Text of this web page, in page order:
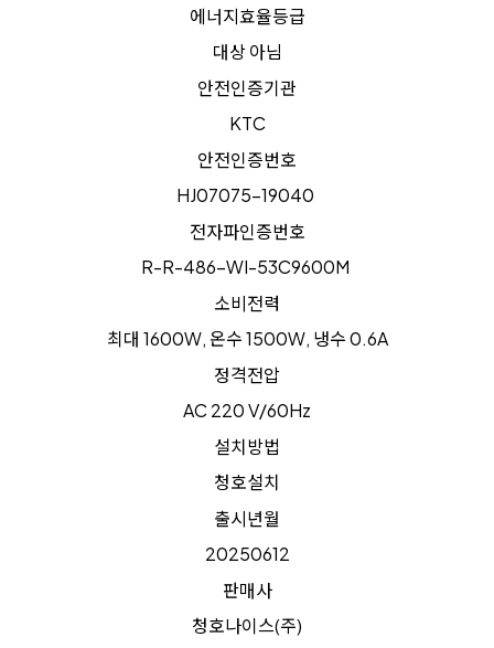
에너지효율등급
대상 아님
안전인증기관
KTC
안전인증번호
HJ07075-19040
전자파인증번호
R-R-486-WI-53C9600M
소비전력
최대 1600W, 온수 1500W, 냉수 0.6A
정격전압
AC 220 V/60Hz
설치방법
청호설치
출시년월
20250612
판매사
청호나이스(주)